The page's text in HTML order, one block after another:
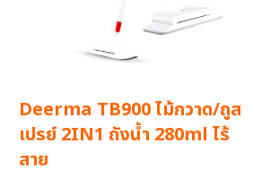
Deerma TB900 ไม้กวาด/ถูส
เปรย์ 2IN1 ถังน้ำ 280ml ไร้
สาย